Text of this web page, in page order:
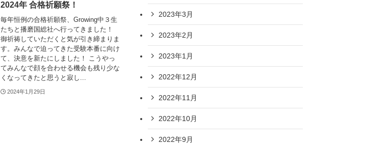
2024年 合格祈願祭！
毎年恒例の合格祈願祭、Growing中３生
たちと播磨国総社へ行ってきました！
御祈祷していただくと気が引き締まりま
す。みんなで迫ってきた受験本番に向け
て、決意を新たにしました！ こうやっ
てみんなで顔を合わせる機会も残り少な
くなってきたと思うと寂し...
2024年1月29日
2023年3月
2023年2月
2023年1月
2022年12月
2022年11月
2022年10月
2022年9月